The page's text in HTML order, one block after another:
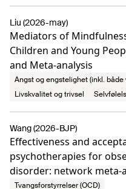
Mediators of
Children and Young
and Meta-analysis
Liu (2026-may)
Angst og engstelighet (inkl. både
Livskvalitet og trivsel
Effectiveness and
psychotherapies for
disorder: network meta-
Wang (2026-BJP)
Tvangsforstyrrelser (OCD)